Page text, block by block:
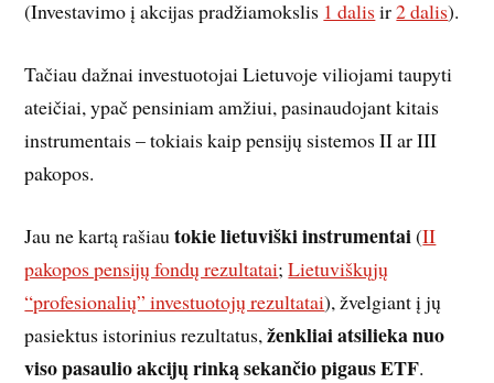
(Investavimo į akcijas pradžiamokslis 1 dalis ir2 dalis).
Tačiau dažnai investuotojai Lietuvoje viliojami taupyti
ateičiai, ypač pensiniam amžiui, pasinaudojant kitais
instrumentais – tokiais kaip pensijų sistemos II ar III
pakopos.
Jau ne kartą rašiautokie lietuviški instrumentai(II
pakopos pensijų fondų rezultatai;Lietuviškųjų
“profesionalių” investuotojų rezultatai), žvelgiant į jų
pasiektus istorinius rezultatus,ženkliai atsiliekanuo
viso pasaulio akcijų rinką sekančio pigaus ETF.